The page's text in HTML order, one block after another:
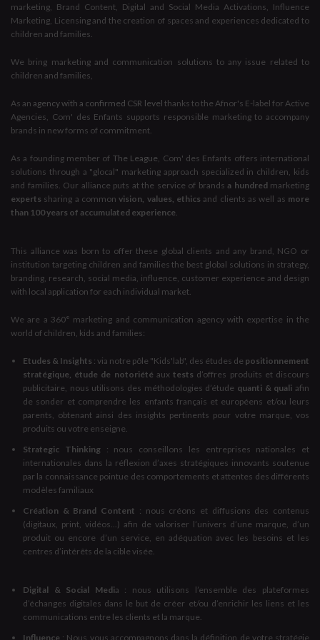
marketing, Brand Content, Digital and Social Media Activations, Influence
Marketing, Licensing and the creation of spaces and experiences dedicated to
children and families.
We bring marketing and communication solutions to any issue related to
children and families,
As anagency with a confirmed CSR level thanks to the Afnor's E-label for Active
Agencies, Com' des Enfants supports responsible marketing to accompany
brands in new forms of commitment.
As a founding member of The League, Com' des Enfants offers international
solutions through a "glocal" marketing approach specialized in children, kids
and families. Our alliance puts at the service of brands a hundred marketing
experts sharing a commonvision, values, ethics and clients as well as more
than 100 years of accumulated experience.
This alliance was born to offer these global clients and any brand, NGO or
institution targeting children and families the best global solutions in strategy,
branding, research, social media, influence, customer experience and design
with local application for each individual market.
We are a 360° marketing and communication agency with expertise in the
world of children, kids and families:
Etudes & Insights : via notre pôle "Kids'lab", des études de positionnement
stratégique, étude de notoriété auxtests d’offres produits et discours
publicitaire, nous utilisons des méthodologies d’étude quanti & quali afin
de sonder et comprendre les enfants français et européens et/ou leurs
parents, obtenant ainsi des insights pertinents pour votre marque, vos
produits ou votre enseigne.
Strategic Thinking: nous conseillons les entreprises nationales et
internationales dans la réflexion d’axes stratégiques innovants soutenue
par la connaissance pointue des comportements et attentes des différents
modèles familiaux
Création & Brand Content : nous créons et diffusions des contenus
(digitaux, print, vidéos...) afin de valoriser l’univers d’une marque, d’un
produit ou encore d’un service, en adéquation avec les besoins et les
centres d’intérêts de la cible visée.
Digital & Social Media : nous utilisons l’ensemble des plateformes
d’échanges digitales dans le but de créer et/ou d’enrichir les liens et les
communications entre les clients et la marque.
Influence : Nous vous accompagnons dans la définition de votre stratégie